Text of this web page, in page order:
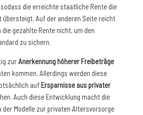
die erreichte staatliche Rente die
übersteigt. Auf der anderen Seite reicht
gezahlte Rente nicht, um den
zu sichern.
zurAnerkennung höherer Freibeträge
kommen. Allerdings werden diese
auf Ersparnisse aus privater
Auch diese Entwicklung macht die
der Modelle zur privaten Altersvorsorge